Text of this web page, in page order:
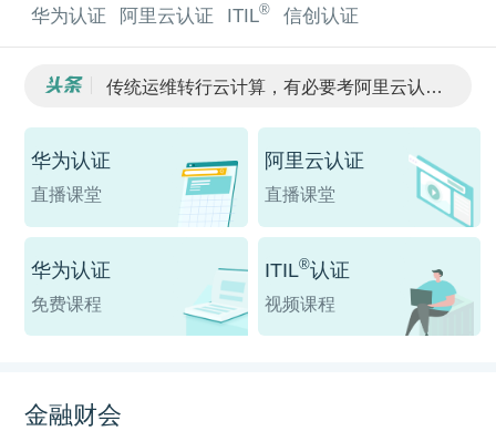
华为认证 阿里云认证 ITIL® 信创认证
传统运维转行云计算，有必要考阿里云认证吗？
2026年阿里云认证改版后的变化
阿里云认证和华为数通认证，IT从业者如何选择？
华为认证
直播课堂
阿里云认证
直播课堂
华为认证
免费课程
ITIL®认证
视频课程
金融财会